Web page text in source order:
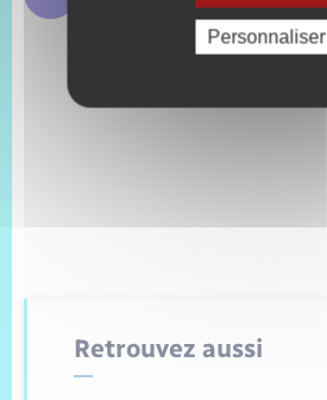
Retrouvez aussi
Personnaliser